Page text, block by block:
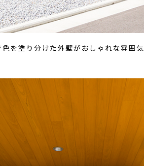
を塗り分けた外壁がおしゃれな雰囲気